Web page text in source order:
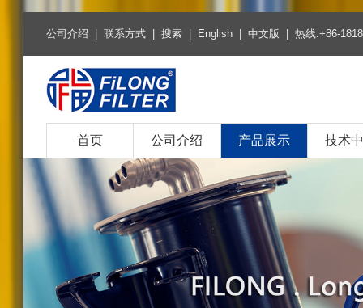
公司介绍 |联系方式 |搜索 | English |中文版 | 热线:+86-
首页 公司介绍 产品展示
热销产品
空气滤清器系列
空调滤清器系列
燃油柴油滤清器系列
机油滤清器系列
环保燃油滤芯系列
技术